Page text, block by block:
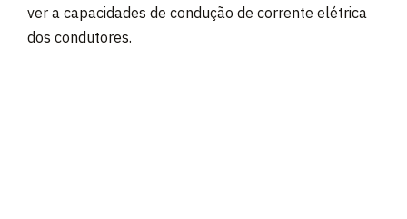
ver a capacidades de condução de corrente elétrica
dos condutores.